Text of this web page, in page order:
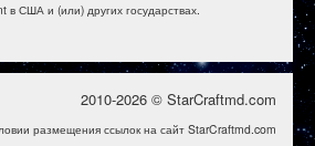
США и (или) других государствах.
2010-2026 © StarCraftmd.com
размещения ссылок на сайт StarCraftmd.com